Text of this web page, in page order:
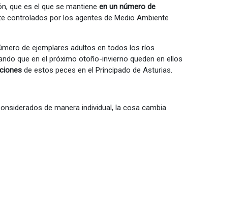
que es el que se mantiene en un número de
controlados por los agentes de Medio Ambiente
de ejemplares adultos en todos los ríos
que en el próximo otoño-invierno queden en ellos
de estos peces en el Principado de Asturias.
de manera individual, la cosa cambia